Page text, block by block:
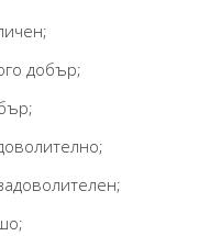
добър;